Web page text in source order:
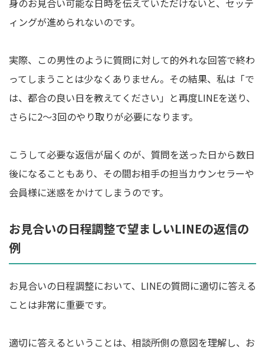
身のお見合い可能な日時を伝えていただけないと、セッテ
ィングが進められないのです。
実際、この男性のように質問に対して的外れな回答で終わ
ってしまうことは少なくありません。その結果、私は「で
は、都合の良い日を教えてください」と再度LINEを送り、
さらに2～3回のやり取りが必要になります。
こうして必要な返信が届くのが、質問を送った日から数日
後になることもあり、その間お相手の担当カウンセラーや
会員様に迷惑をかけてしまうのです。
お見合いの日程調整で望ましいLINEの返信の
例
お見合いの日程調整において、LINEの質問に適切に答える
ことは非常に重要です。
適切に答えるということは、相談所側の意図を理解し、お